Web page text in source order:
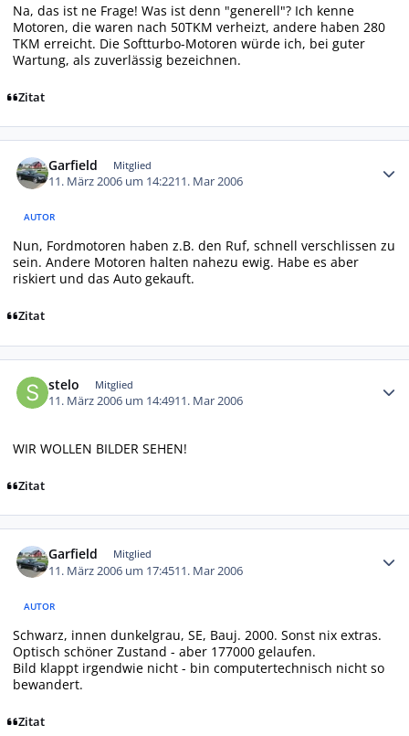
Na, das ist ne Frage! Was ist denn "generell"? Ich kenne
Motoren, die waren nach 50TKM verheizt, andere haben 280
TKM erreicht. Die Softturbo-Motoren würde ich, bei guter
Wartung, als zuverlässig bezeichnen.
Zitat
Garfield Mitglied
11. März 2006 um 14:2211. Mar 2006
AUTOR
Nun, Fordmotoren haben z.B. den Ruf, schnell verschlissen zu
sein. Andere Motoren halten nahezu ewig. Habe es aber
riskiert und das Auto gekauft.
Zitat
stelo Mitglied
11. März 2006 um 14:4911. Mar 2006
WIR WOLLEN BILDER SEHEN!
Zitat
Garfield Mitglied
11. März 2006 um 17:4511. Mar 2006
AUTOR
Schwarz, innen dunkelgrau, SE, Bauj. 2000. Sonst nix extras.
Optisch schöner Zustand - aber 177000 gelaufen.
Bild klappt irgendwie nicht - bin computertechnisch nicht so
bewandert.
Zitat